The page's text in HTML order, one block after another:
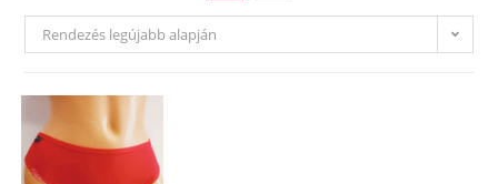
Rendezés legújabb alapján